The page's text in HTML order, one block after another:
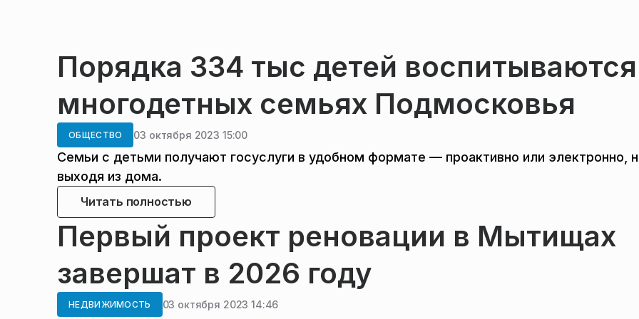
Порядка 334 тыс детей
многодетных семьях Подмосковья
ОБЩЕСТВО 03 октября 2023 15:00
Семьи с детьми получают госуслуги в удобном формате — проактивно или электронно,
выходя из дома.
Читать полностью
Первый проект реновации в Мытищах
завершат в 2026 году
НЕДВИЖИМОСТЬ 03 октября 2023 14:46